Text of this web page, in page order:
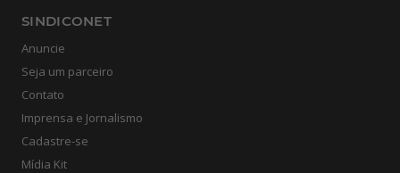
SINDICONET
Anuncie
Seja um parceiro
Contato
Imprensa e Jornalismo
Cadastre-se
Mídia Kit